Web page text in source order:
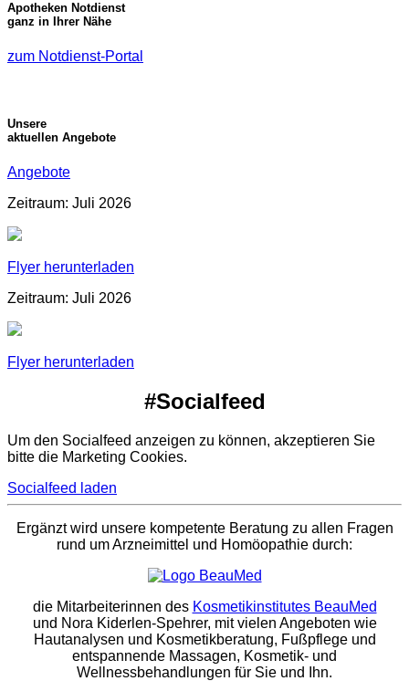
Apotheken Notdienst
ganz in Ihrer Nähe
zum Notdienst-Portal
Unsere
aktuellen Angebote
Angebote
Zeitraum: Juli 2026
Flyer herunterladen
Zeitraum: Juli 2026
Flyer herunterladen
#Socialfeed
Um den Socialfeed anzeigen zu können, akzeptieren Sie
bitte die Marketing Cookies.
Socialfeed laden
Ergänzt wird unsere kompetente Beratung zu allen Fragen
rund um Arzneimittel und Homöopathie durch:
die Mitarbeiterinnen des Kosmetikinstitutes BeauMed
und Nora Kiderlen-Spehrer, mit vielen Angeboten wie
Hautanalysen und Kosmetikberatung, Fußpflege und
entspannende Massagen, Kosmetik- und
Wellnessbehandlungen für Sie und Ihn.